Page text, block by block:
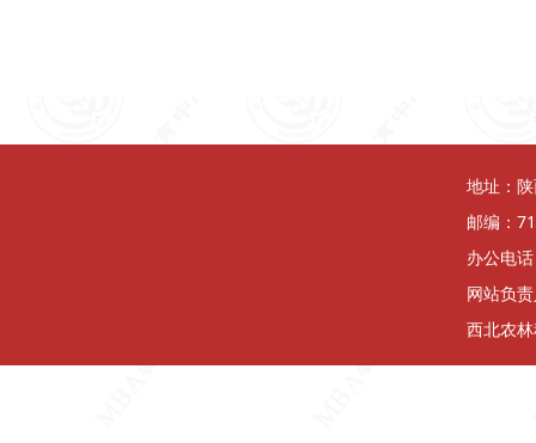
地址：
邮编：
办公电
网站负
西北农